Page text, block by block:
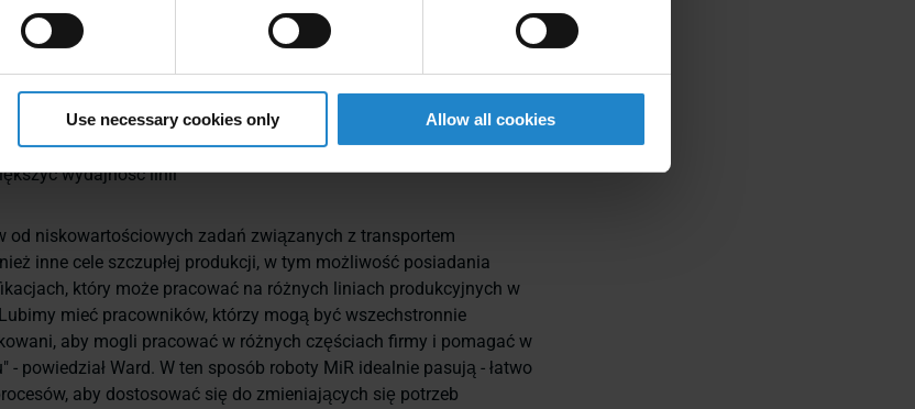
Use necessary cookies only Allow all cookies
trzy roboty MiR100 w swoim zakładzie w Poole. Roboty MiR
przez ludzi, dzięki czemu mogą oni podnosić swoje
wydajności. "Głównym wyzwaniem związanym z robotem
są pracownicy przydzieleni do pchania wózków" - powiedział
na linię produkcyjną i zwiększyli wydajność. Wprowadzając
sześciu pełnoetatowych pracowników, aby mogli
wydajność linii"
od niskowartościowych zadań związanych z transportem
inne cele szczupłej produkcji, w tym możliwość posiadania
który może pracować na różnych liniach produkcyjnych w
mieć pracowników, którzy mogą być wszechstronnie
aby mogli pracować w różnych częściach firmy i pomagać w
powiedział Ward. W ten sposób roboty MiR idealnie pasują - łatwo
aby dostosować się do zmieniających się potrzeb